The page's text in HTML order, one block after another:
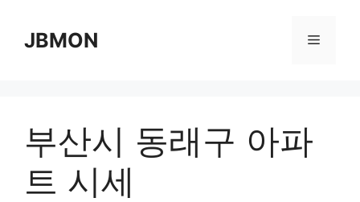
contentJBMON Menu
부산시 동래구 아파
트 시세